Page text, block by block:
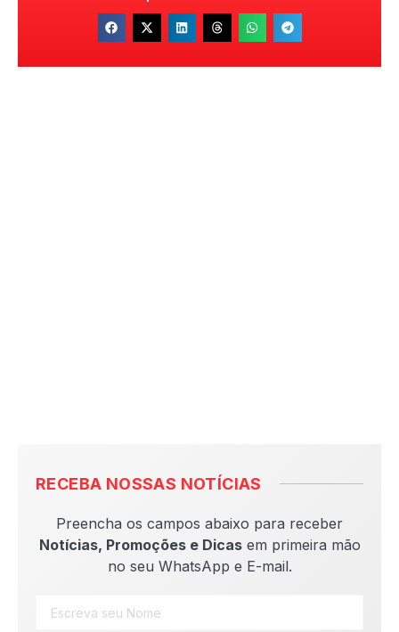
RECEBA NOSSAS NOTÍCIAS
Preencha os campos abaixo para receber
Notícias, Promoções e Dicasem primeira mão
no seu WhatsApp e E-mail.